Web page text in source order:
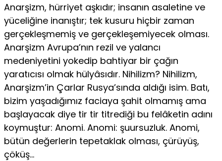
Anarşizm, hürriyet aşkıdır; insanın asaletine ve
yüceliğine inanıştır; tek kusuru hiçbir zaman
gerçekleşmemiş ve gerçekleşemiyecek olması.
Anarşizm Avrupa’nın rezil ve yalancı
medeniyetini yokedip bahtiyar bir çağın
yaratıcısı olmak hülyâsıdır. Nihilizm? Nihilizm,
Anarşizm’in Çarlar Rusya’sında aldığı isim. Batı,
bizim yaşadığımız faciaya şahit olmamış ama
başlayacak diye tir tir titrediği bu felâketin adını
koymuştur: Anomi. Anomi: şuursuzluk. Anomi,
bütün değerlerin tepetaklak olması, çürüyüş,
çöküş…